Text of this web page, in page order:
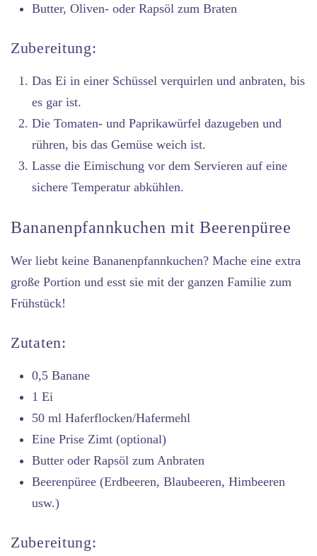
Butter, Oliven- oder Rapsöl zum Braten
Zubereitung:
Das Ei in einer Schüssel verquirlen und anbraten, bis
es gar ist.
Die Tomaten- und Paprikawürfel dazugeben und
rühren, bis das Gemüse weich ist.
Lasse die Eimischung vor dem Servieren auf eine
sichere Temperatur abkühlen.
Bananenpfannkuchen mit Beerenpüree
Wer liebt keine Bananenpfannkuchen? Mache eine extra
große Portion und esst sie mit der ganzen Familie zum
Frühstück!
Zutaten:
0,5 Banane
1 Ei
50 ml Haferflocken/Hafermehl
Eine Prise Zimt (optional)
Butter oder Rapsöl zum Anbraten
Beerenpüree (Erdbeeren, Blaubeeren, Himbeeren
usw.)
Zubereitung: